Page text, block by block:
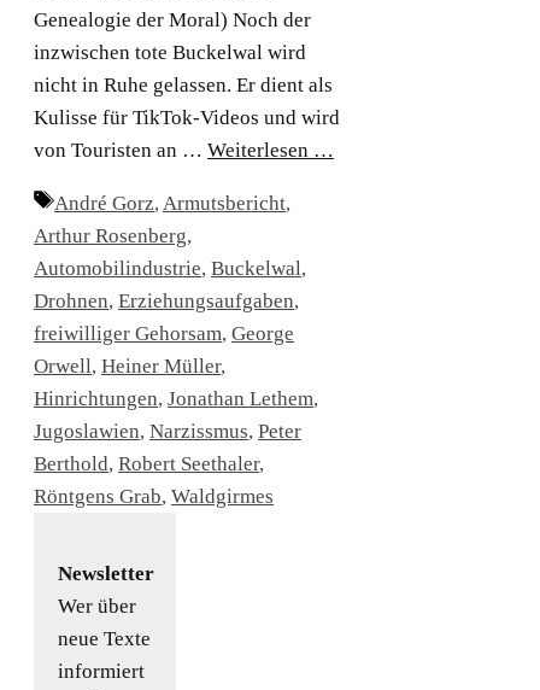
Genealogie der Moral) Noch der
inzwischen tote Buckelwal wird
nicht in Ruhe gelassen. Er dient als
Kulisse für TikTok-Videos und wird
von Touristen an … Weiterlesen …
Schlagwörter
André Gorz, Armutsbericht,
Arthur Rosenberg,
Automobilindustrie, Buckelwal,
Drohnen, Erziehungsaufgaben,
freiwilliger Gehorsam, George
Orwell, Heiner Müller,
Hinrichtungen, Jonathan Lethem,
Jugoslawien, Narzissmus, Peter
Berthold, Robert Seethaler,
Röntgens Grab, Waldgirmes
Newsletter
Wer über
neue Texte
informiert